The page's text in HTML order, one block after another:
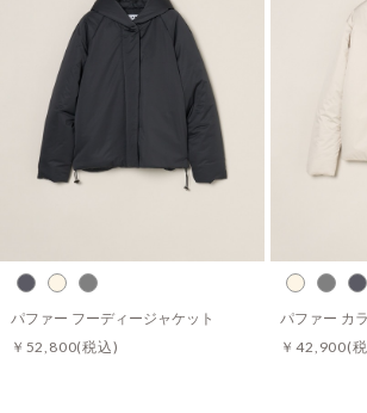
パファー フーディージャケット
￥52,800(税込)
パファー カ
￥42,900(